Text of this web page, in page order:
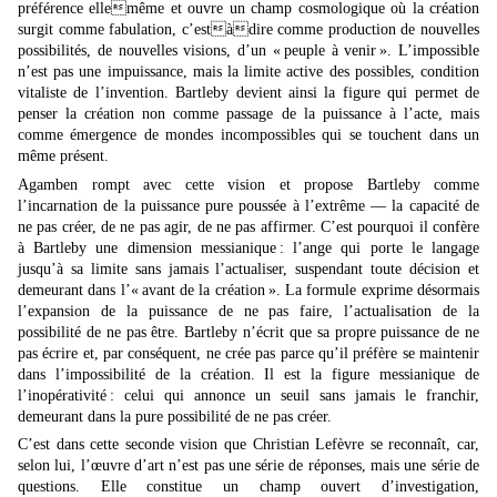
préférence ellemême et ouvre un champ cosmologique où la création
surgit comme fabulation, c’estàdire comme production de nouvelles
possibilités, de nouvelles visions, d’un « peuple à venir ». L’impossible
n’est pas une impuissance, mais la limite active des possibles, condition
vitaliste de l’invention. Bartleby devient ainsi la figure qui permet de
penser la création non comme passage de la puissance à l’acte, mais
comme émergence de mondes incompossibles qui se touchent dans un
même présent.
Agamben rompt avec cette vision et propose Bartleby comme
l’incarnation de la puissance pure poussée à l’extrême — la capacité de
ne pas créer, de ne pas agir, de ne pas affirmer. C’est pourquoi il confère
à Bartleby une dimension messianique : l’ange qui porte le langage
jusqu’à sa limite sans jamais l’actualiser, suspendant toute décision et
demeurant dans l’« avant de la création ». La formule exprime désormais
l’expansion de la puissance de ne pas faire, l’actualisation de la
possibilité de ne pas être. Bartleby n’écrit que sa propre puissance de ne
pas écrire et, par conséquent, ne crée pas parce qu’il préfère se maintenir
dans l’impossibilité de la création. Il est la figure messianique de
l’inopérativité : celui qui annonce un seuil sans jamais le franchir,
demeurant dans la pure possibilité de ne pas créer.
C’est dans cette seconde vision que Christian Lefèvre se reconnaît, car,
selon lui, l’œuvre d’art n’est pas une série de réponses, mais une série de
questions. Elle constitue un champ ouvert d’investigation,